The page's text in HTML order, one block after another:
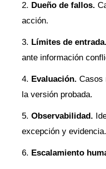
Dueño de fallos.
acción.
Límites de entrada.
ante información
Evaluación. Casos
la versión probada.
Observabilidad.
excepción y evidencia.
Escalamiento